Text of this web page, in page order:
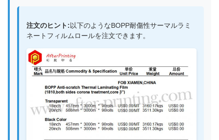
注文のヒント:以下のようなBOPP耐傷性サーマルラミ
ネートフィルムロールを注文できます。